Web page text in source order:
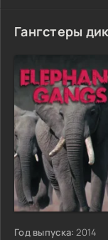
Гангстеры
Год выпуска: 2014